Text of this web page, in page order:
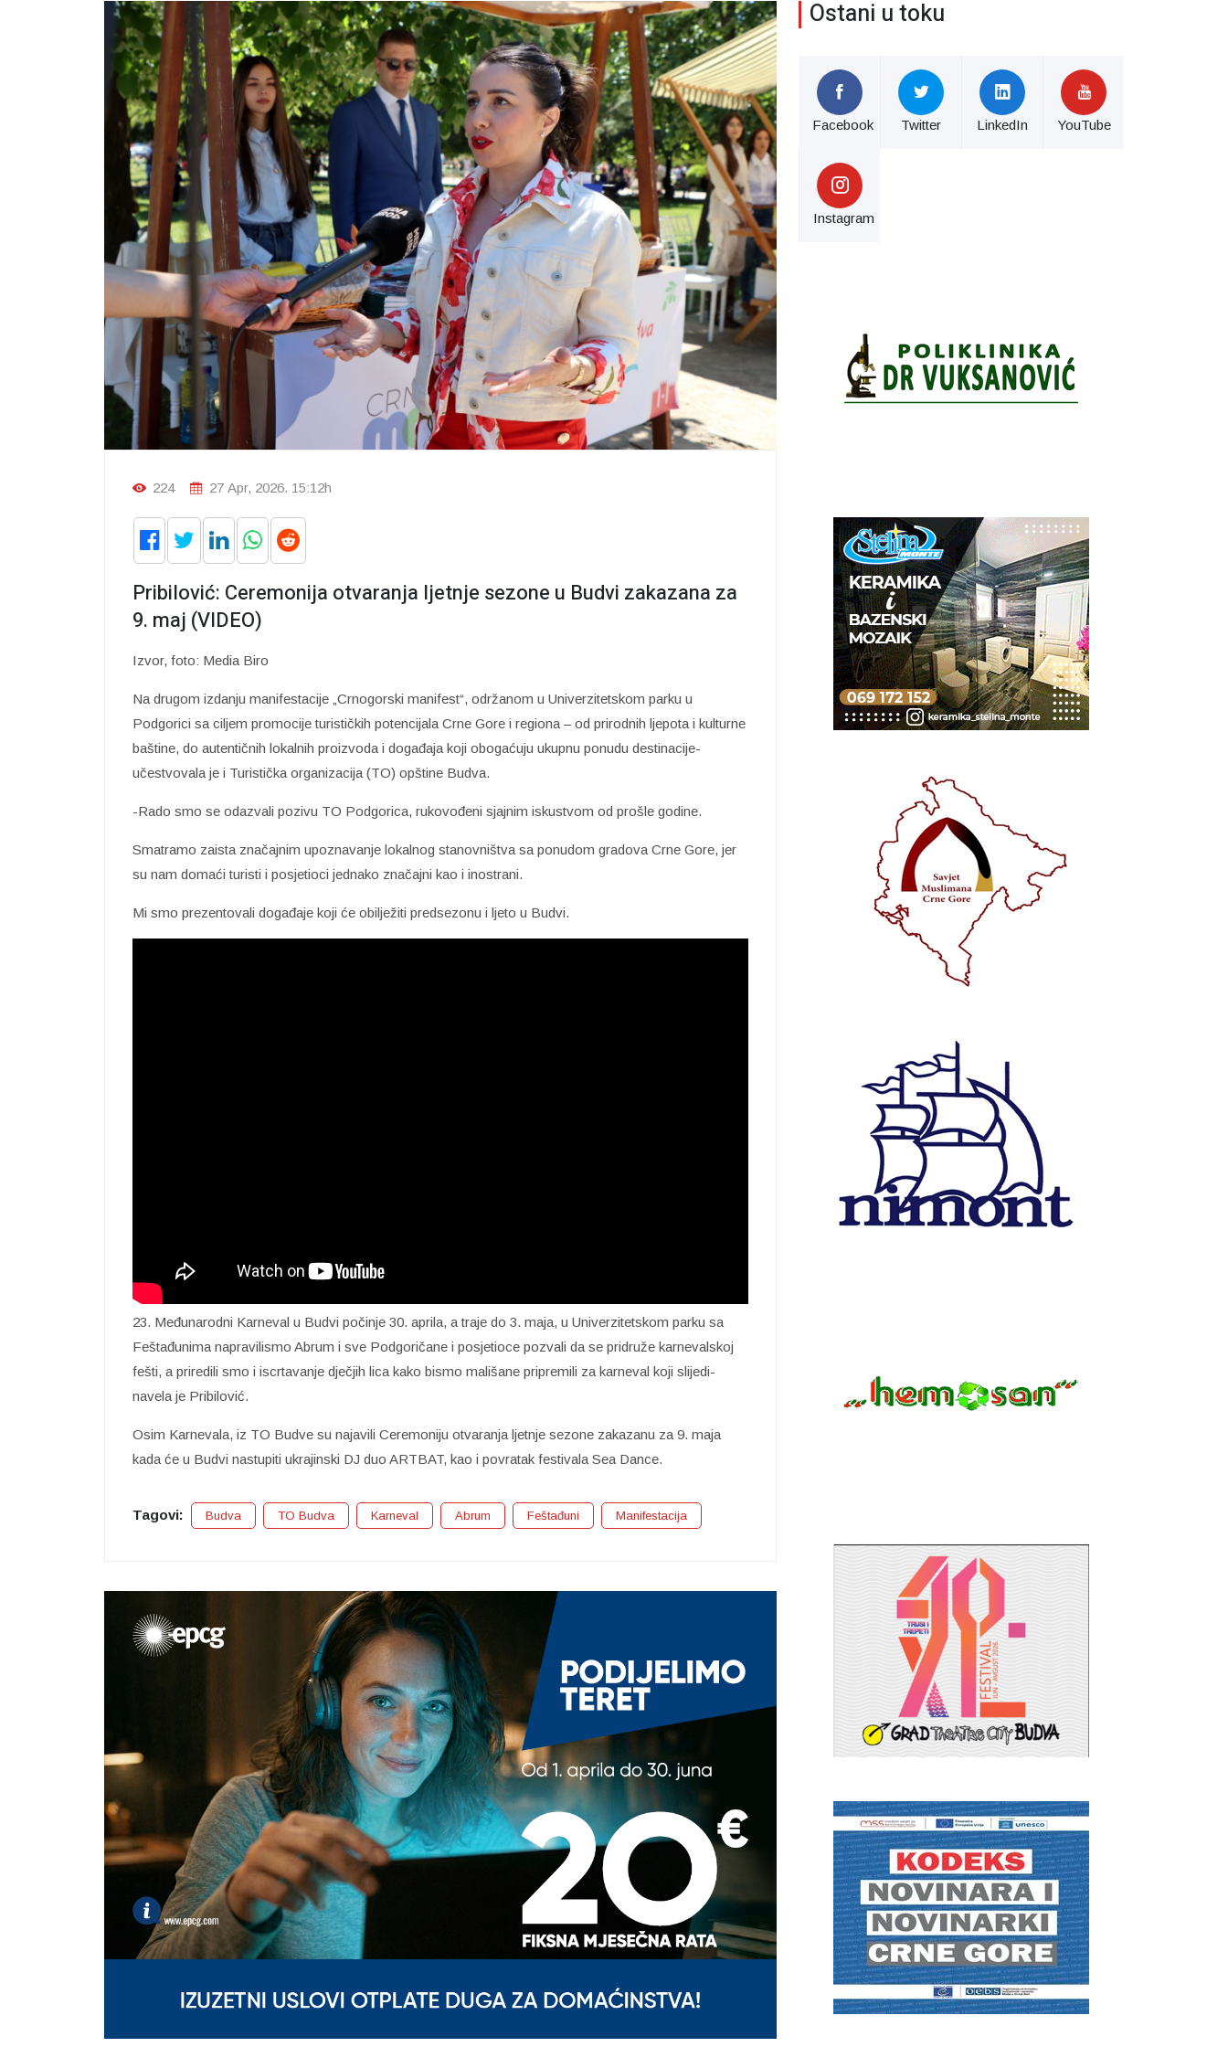
224 27 Apr, 2026. 15:12h
Pribilović: Ceremonija otvaranja ljetnje sezone u Budvi zakazana za
9. maj (VIDEO)
Izvor, foto: Media Biro
Na drugom izdanju manifestacije „Crnogorski manifest“, održanom u Univerzitetskom parku u
Podgorici sa ciljem promocije turističkih potencijala Crne Gore i regiona – od prirodnih ljepota i kulturne
baštine, do autentičnih lokalnih proizvoda i događaja koji obogaćuju ukupnu ponudu destinacije-
učestvovala je i Turistička organizacija (TO) opštine Budva.
-Rado smo se odazvali pozivu TO Podgorica, rukovođeni sjajnim iskustvom od prošle godine.
Smatramo zaista značajnim upoznavanje lokalnog stanovništva sa ponudom gradova Crne Gore, jer
su nam domaći turisti i posjetioci jednako značajni kao i inostrani.
Mi smo prezentovali događaje koji će obilježiti predsezonu i ljeto u Budvi.
23. Međunarodni Karneval u Budvi počinje 30. aprila, a traje do 3. maja, u Univerzitetskom parku sa
Feštađunima napravilismo Abrum i sve Podgoričane i posjetioce pozvali da se pridruže karnevalskoj
fešti, a priredili smo i iscrtavanje dječjih lica kako bismo mališane pripremili za karneval koji slijedi-
navela je Pribilović.
Osim Karnevala, iz TO Budve su najavili Ceremoniju otvaranja ljetnje sezone zakazanu za 9. maja
kada će u Budvi nastupiti ukrajinski DJ duo ARTBAT, kao i povratak festivala Sea Dance.
Tagovi: Budva TO Budva Karneval Abrum Feštađuni Manifestacija
Ostani u toku
Facebook Twitter LinkedIn YouTube
Instagram